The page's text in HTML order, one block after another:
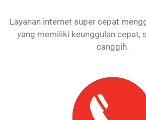
Layanan internet super cepat
yang memiliki keunggulan cepat,
canggih.